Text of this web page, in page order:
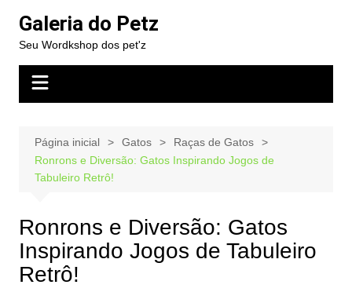
para
conteúdo
Galeria do Petz
Seu Wordkshop dos pet'z
Página inicial Gatos
Raças de Gatos
Ronrons e Diversão: Gatos Inspirando Jogos de
Tabuleiro Retrô!
Ronrons e Diversão: Gatos
Inspirando Jogos de Tabuleiro
Retrô!